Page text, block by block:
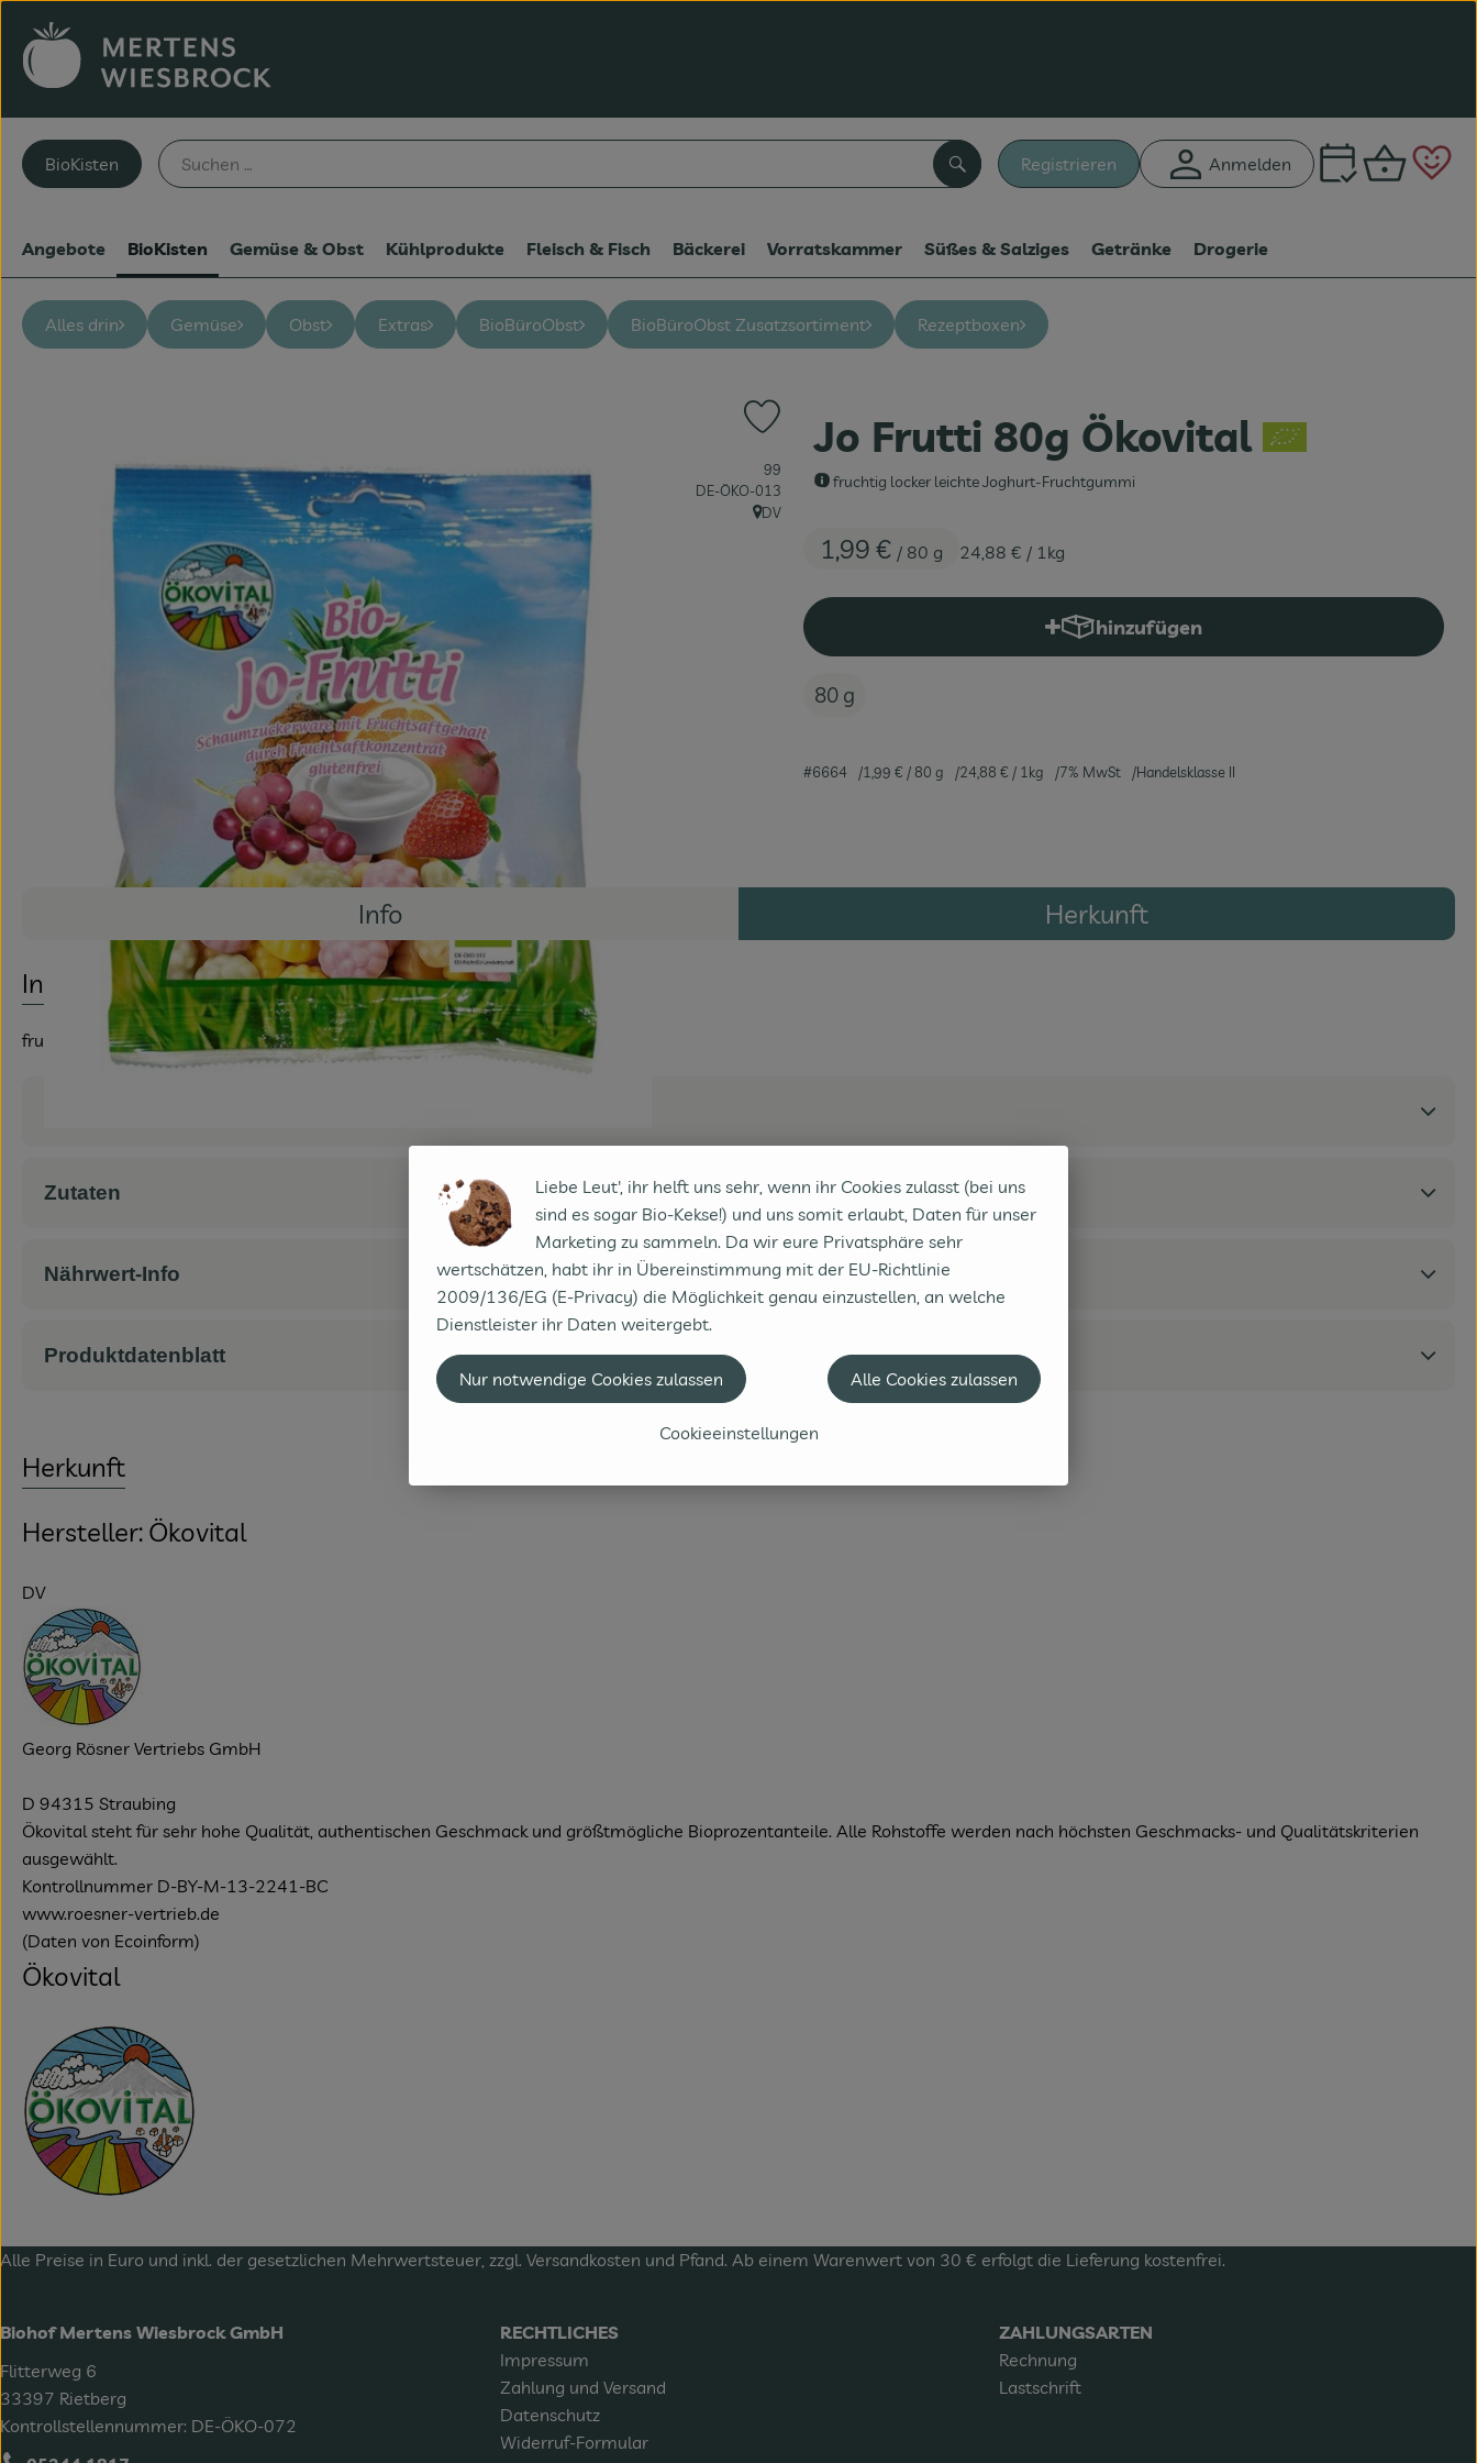
Registrieren Anmelden
Suchen
BioKisten
Angebote BioKisten Gemüse & Obst Kühlprodukte Fleisch & Fisch Bäckerei Vorratskammer Süßes & Salziges Getränke Drogerie
Alles drin Gemüse Obst Extras BioBüroObst BioBüroObst Zusatzsortiment Rezeptboxen
Jo Frutti 80g Ökovital
fruchtig locker leichte Joghurt-Fruchtgummi
1,99 € / 80 g 24,88 € / 1kg
Produkt zu Favouriten hinzufügen
, Verband:
99
, Kontrollstelle:
DE-ÖKO-013
, Herkunft:
DV
hinzufügen
Produkt zum Warenkorb hinzufügen
80 g
#6664 1,99 € / 80 g 24,88 € / 1kg 7% MwSt Handelsklasse II
Info Herkunft
Info
fruchtig locker leichte Joghurt-Fruchtgummi
Zutaten
Nährwert-Info
Produktdatenblatt
Herkunft
Hersteller: Ökovital
DV
Georg Rösner Vertriebs GmbH
D 94315 Straubing
Ökovital steht für sehr hohe Qualität, authentischen Geschmack und größtmögliche Bioprozentanteile. Alle Rohstoffe werden nach höchsten Geschmacks- und Qualitätskriterien
ausgewählt.
Kontrollnummer D-BY-M-13-2241-BC
www.roesner-vertrieb.de
(Daten von Ecoinform)
Ökovital
Alle Preise in Euro und inkl. der gesetzlichen Mehrwertsteuer, zzgl. Versandkosten und Pfand. Ab einem Warenwert von 30 € erfolgt die Lieferung kostenfrei.
Biohof Mertens Wiesbrock GmbH
Flitterweg 6
33397 Rietberg
Kontrollstellennummer: DE-ÖKO-072
RECHTLICHES
Impressum
Zahlung und Versand
Datenschutz
Widerruf-Formular
ZAHLUNGSARTEN
Rechnung
Lastschrift
Liebe Leut', ihr helft uns sehr, wenn ihr Cookies zulasst (bei uns
sind es sogar Bio-Kekse!) und uns somit erlaubt, Daten für unser
Marketing zu sammeln. Da wir eure Privatsphäre sehr
wertschätzen, habt ihr in Übereinstimmung mit der EU-Richtlinie
2009/136/EG (E-Privacy) die Möglichkeit genau einzustellen, an welche
Dienstleister ihr Daten weitergebt.
Cookieeinstellungen
Nur notwendige Cookies zulassen Alle Cookies zulassen